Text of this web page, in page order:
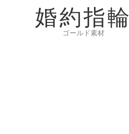
婚約指輪
ゴールド素材